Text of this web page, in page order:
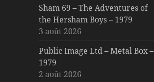
Sham 69 – The Adventures of
the Hersham Boys – 1979
3 août 2026
Public Image Ltd – Metal Box –
1979
2 août 2026